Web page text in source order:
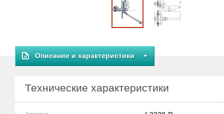
Описание и характеристики
Технические характеристики